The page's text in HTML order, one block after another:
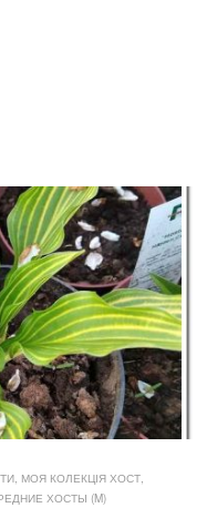
, МОЯ КОЛЕКЦІЯ ХОСТ,
ХОСТЫ (M)